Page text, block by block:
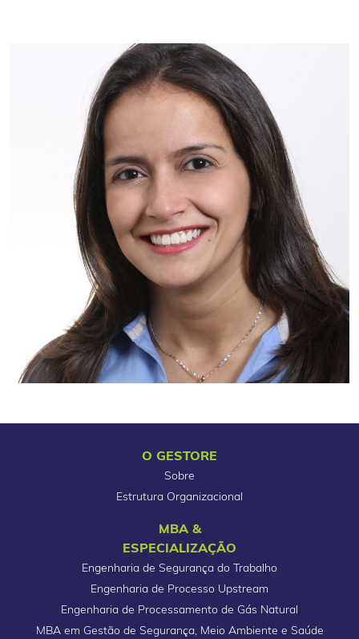
O GESTORE
Sobre
Estrutura Organizacional
MBA &
ESPECIALIZAÇÃO
Engenharia de Segurança do Trabalho
Engenharia de Processo Upstream
Engenharia de Processamento de Gás Natural
MBA em Gestão de Segurança, Meio Ambiente e Saúde